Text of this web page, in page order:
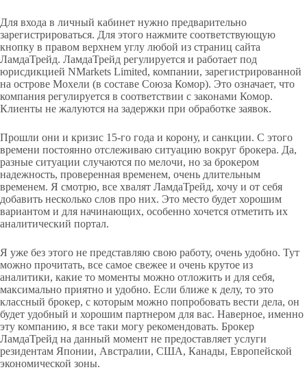
Для входа в личный кабинет нужно предварительно
зарегистрироваться. Для этого нажмите соответствующую
кнопку в правом верхнем углу любой из страниц сайта
ЛамдаТрейд. ЛамдаТрейд регулируется и работает под
юрисдикцией NMarkets Limited, компании, зарегистрированной
на острове Мохели (в составе Союза Комор). Это означает, что
компания регулируется в соответствии с законами Комор.
Клиенты не жалуются на задержки при обработке заявок.
Прошли они и кризис 15-го года и корону, и санкции. С этого
времени постоянно отслеживаю ситуацию вокруг брокера. Да,
разные ситуации случаются по мелочи, но за брокером
надежность, проверенная временем, очень длительным
временем. Я смотрю, все хвалят ЛамдаТрейд, хочу и от себя
добавить несколько слов про них. Это место будет хорошим
вариантом и для начинающих, особенно хочется отметить их
аналитический портал.
Я уже без этого не представляю свою работу, очень удобно. Тут
можно прочитать, все самое свежее и очень крутое из
аналитики, какие то моменты можно отложить и для себя,
максимально приятно и удобно. Если ближе к делу, то это
классный брокер, с которым можно попробовать вести дела, он
будет удобный и хорошим партнером для вас. Наверное, именно
эту компанию, я все таки могу рекомендовать. Брокер
ЛамдаТрейд на данный момент не предоставляет услуги
резидентам Японии, Австралии, США, Канады, Европейской
экономической зоны.